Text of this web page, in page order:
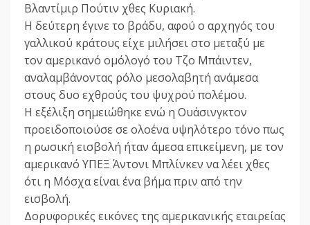
Βλαντίμιρ Πούτιν χθες Κυριακή.
Η δεύτερη έγινε το βράδυ, αφού ο αρχηγός του
γαλλικού κράτους είχε μιλήσει στο μεταξύ με
τον αμερικανό ομόλογό του Τζο Μπάιντεν,
αναλαμβάνοντας ρόλο μεσολαβητή ανάμεσα
στους δυο εχθρούς του ψυχρού πολέμου.
Η εξέλιξη σημειώθηκε ενώ η Ουάσινγκτον
προειδοποιούσε σε ολοένα υψηλότερο τόνο πως
η ρωσική εισβολή ήταν άμεσα επικείμενη, με τον
αμερικανό ΥΠΕΞ Άντονι Μπλίνκεν να λέει χθες
ότι η Μόσχα είναι ένα βήμα πριν από την
εισβολή.
Δορυφορικές εικόνες της αμερικανικής εταιρείας